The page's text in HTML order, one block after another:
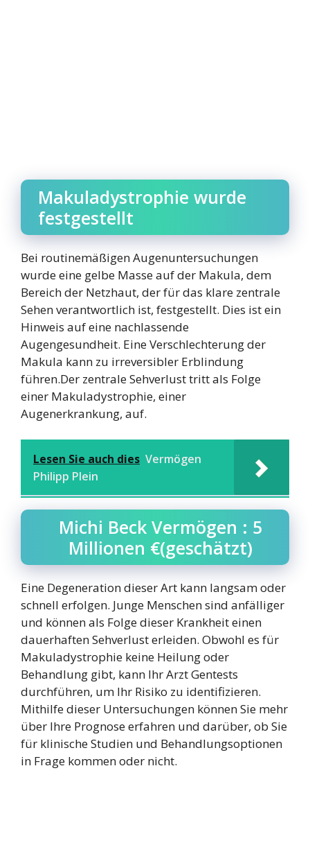
Makuladystrophie wurde
festgestellt
Bei routinemäßigen Augenuntersuchungen
wurde eine gelbe Masse auf der Makula, dem
Bereich der Netzhaut, der für das klare zentrale
Sehen verantwortlich ist, festgestellt. Dies ist ein
Hinweis auf eine nachlassende
Augengesundheit. Eine Verschlechterung der
Makula kann zu irreversibler Erblindung
führen.Der zentrale Sehverlust tritt als Folge
einer Makuladystrophie, einer
Augenerkrankung, auf.
Lesen Sie auch dies Vermögen
Philipp Plein
Michi Beck Vermögen : 5
Millionen €(geschätzt)
Eine Degeneration dieser Art kann langsam oder
schnell erfolgen. Junge Menschen sind anfälliger
und können als Folge dieser Krankheit einen
dauerhaften Sehverlust erleiden. Obwohl es für
Makuladystrophie keine Heilung oder
Behandlung gibt, kann Ihr Arzt Gentests
durchführen, um Ihr Risiko zu identifizieren.
Mithilfe dieser Untersuchungen können Sie mehr
über Ihre Prognose erfahren und darüber, ob Sie
für klinische Studien und Behandlungsoptionen
in Frage kommen oder nicht.